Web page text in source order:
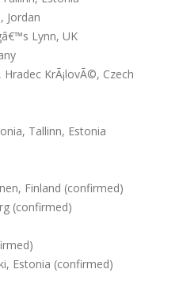
Jordan
Lynn, UK
KrÃ¡lovÃ©, Czech
Tallinn, Estonia
Finland (confirmed)
(confirmed)
Estonia (confirmed)